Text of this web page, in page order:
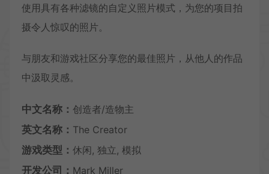
使用具有各种滤镜的自定义照片模式，为您的项目拍
摄令人惊叹的照片。
与朋友和游戏社区分享您的最佳照片，从他人的作品
中汲取灵感。
中文名称： 创造者/造物主
英文名称： The Creator
游戏类型： 休闲, 独立, 模拟
开发公司： Mark Miller